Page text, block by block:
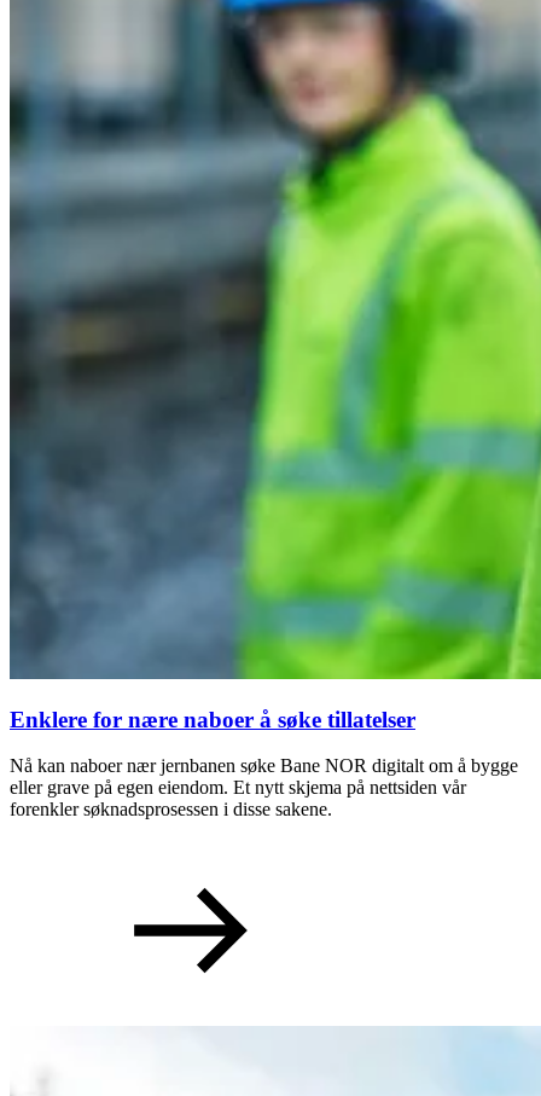
Enklere for nære naboer å søke tillatelser
Nå kan naboer nær jernbanen søke Bane NOR digitalt om å bygge
eller grave på egen eiendom. Et nytt skjema på nettsiden vår
forenkler søknadsprosessen i disse sakene.